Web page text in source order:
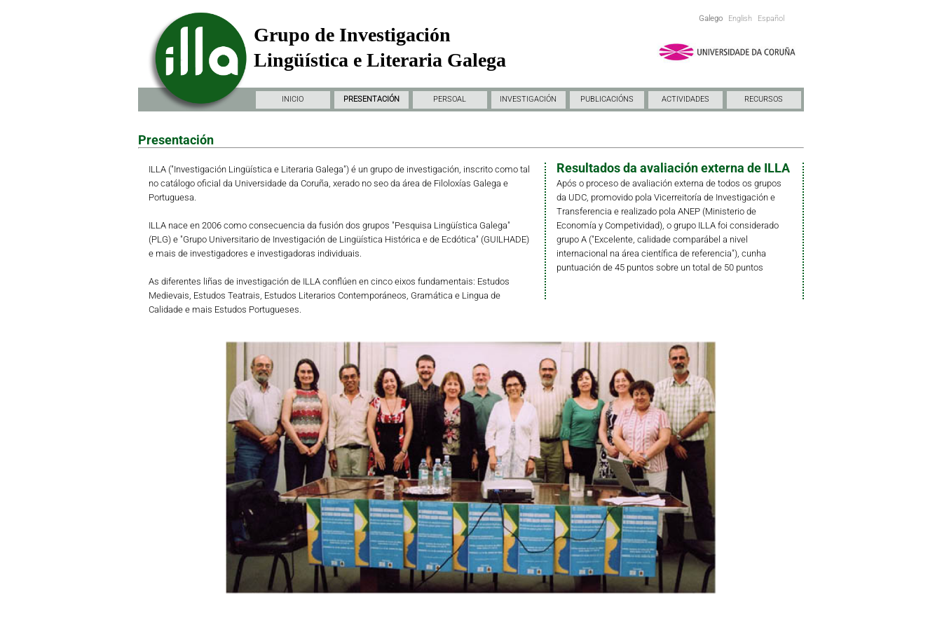
Galego English Español
Grupo de Investigación
Lingüística e Literaria Galega
INICIO PRESENTACIÓN PERSOAL INVESTIGACIÓN PUBLICACIÓNS ACTIVIDADES RECURSOS
Presentación
ILLA ("Investigación Lingüística e Literaria Galega") é un grupo de investigación, inscrito como tal
no catálogo oficial da Universidade da Coruña, xerado no seo da área de Filoloxías Galega e
Portuguesa.
ILLA nace en 2006 como consecuencia da fusión dos grupos "Pesquisa Lingüística Galega"
(PLG) e "Grupo Universitario de Investigación de Lingüística Histórica e de Ecdótica" (GUILHADE)
e mais de investigadores e investigadoras individuais.
As diferentes liñas de investigación de ILLA conflúen en cinco eixos fundamentais: Estudos
Medievais, Estudos Teatrais, Estudos Literarios Contemporáneos, Gramática e Lingua de
Calidade e mais Estudos Portugueses.
Resultados da avaliación externa de ILLA
Após o proceso de avaliación externa de todos os grupos
da UDC, promovido pola Vicerreitoría de Investigación e
Transferencia e realizado pola ANEP (Ministerio de
Economía y Competividad), o grupo ILLA foi considerado
grupo A ("Excelente, calidade comparábel a nivel
internacional na área científica de referencia"), cunha
puntuación de 45 puntos sobre un total de 50 puntos